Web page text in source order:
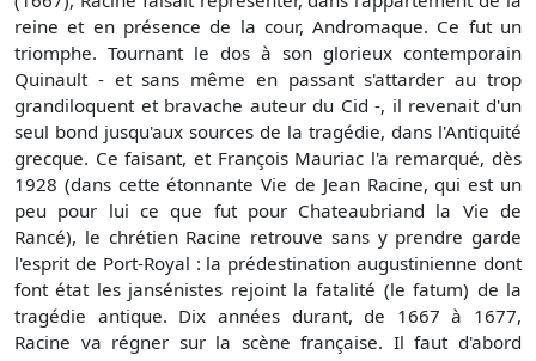
reine et en présence de la cour, Andromaque. Ce fut un
triomphe. Tournant le dos à son glorieux contemporain
Quinault - et sans même en passant s'attarder au trop
grandiloquent et bravache auteur du Cid -, il revenait d'un
seul bond jusqu'aux sources de la tragédie, dans l'Antiquité
grecque. Ce faisant, et François Mauriac l'a remarqué, dès
1928 (dans cette étonnante Vie de Jean Racine, qui est un
peu pour lui ce que fut pour Chateaubriand la Vie de
Rancé), le chrétien Racine retrouve sans y prendre garde
l'esprit de Port-Royal : la prédestination augustinienne dont
font état les jansénistes rejoint la fatalité (le fatum) de la
tragédie antique. Dix années durant, de 1667 à 1677,
Racine va régner sur la scène française. Il faut d'abord